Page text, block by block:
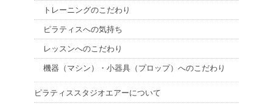
トレーニングのこだわり
ピラティスへの気持ち
レッスンへのこだわり
機器（マシン）・小器具（プロップ）へのこだわり
ピラティススタジオエアーについて